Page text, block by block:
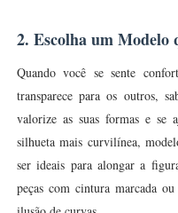
2. Escolha um Modelo
Quando você se sente
transparece para os outros,
valorize as suas formas e se
silhueta mais curvilínea,
ser ideais para alongar a
peças com cintura marcada